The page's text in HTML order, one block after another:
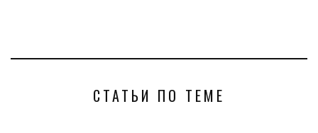
СТАТЬИ ПО ТЕМЕ